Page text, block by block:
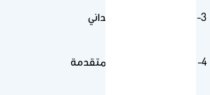
3- التدريب الصيدلي الميداني
4- المعلومات الدوائية المتقدمة